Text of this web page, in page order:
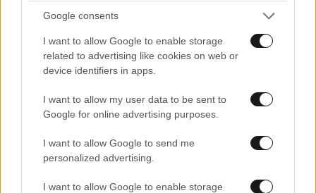
Google consents
I want to allow Google to enable storage
related to advertising like cookies on web or
device identifiers in apps.
I want to allow my user data to be sent to
Google for online advertising purposes.
I want to allow Google to send me
personalized advertising.
I want to allow Google to enable storage
LIFESTYLE08·08·2026 19:12